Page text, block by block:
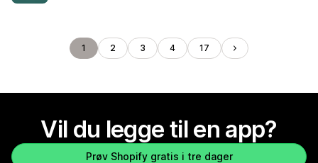
1 2 3 4 17
Vil du legge til en app?
Prøv Shopify gratis i tre dager